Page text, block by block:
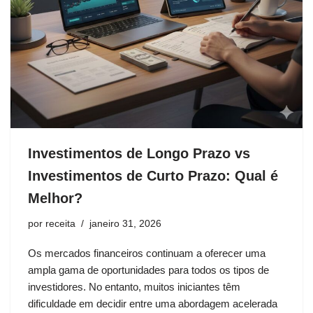
Investimentos de Longo Prazo vs
Investimentos de Curto Prazo: Qual é
Melhor?
por receita janeiro 31, 2026
Os mercados financeiros continuam a oferecer uma
ampla gama de oportunidades para todos os tipos de
investidores. No entanto, muitos iniciantes têm
dificuldade em decidir entre uma abordagem acelerada